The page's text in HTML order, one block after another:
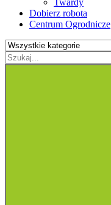
Twardy
Dobierz robota
Centrum Ogrodnicze